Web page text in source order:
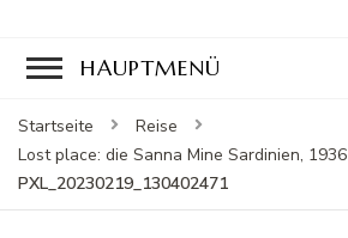
HAUPTMENÜ
Startseite
Reise
Lost place: die Sanna Mine Sardinien, 1936
PXL_20230219_130402471